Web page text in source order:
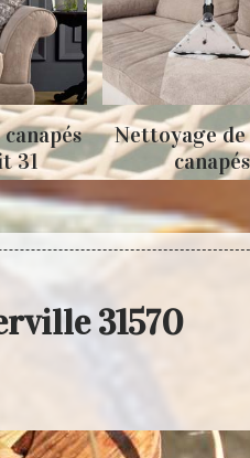
Nettoyage de sièges et
canapés 31
31570